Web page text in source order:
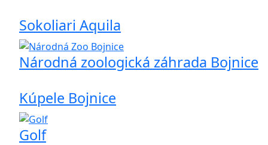
Sokoliari Aquila
Národná zoologická záhrada Bojnice
Kúpele Bojnice
Golf